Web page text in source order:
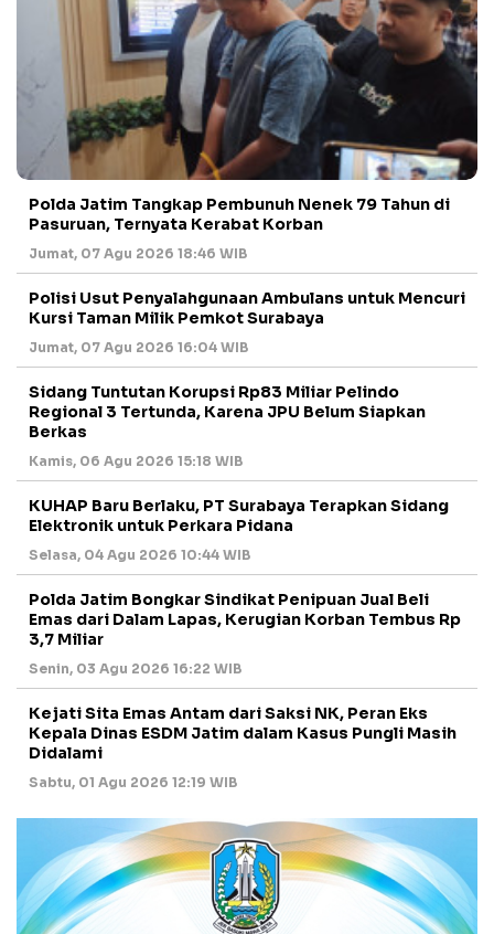
Polda Jatim Tangkap Pembunuh Nenek 79 Tahun di
Pasuruan, Ternyata Kerabat Korban
Jumat, 07 Agu 2026 18:46 WIB
Polisi Usut Penyalahgunaan Ambulans untuk Mencuri
Kursi Taman Milik Pemkot Surabaya
Jumat, 07 Agu 2026 16:04 WIB
Sidang Tuntutan Korupsi Rp83 Miliar Pelindo
Regional 3 Tertunda, Karena JPU Belum Siapkan
Berkas
Kamis, 06 Agu 2026 15:18 WIB
KUHAP Baru Berlaku, PT Surabaya Terapkan Sidang
Elektronik untuk Perkara Pidana
Selasa, 04 Agu 2026 10:44 WIB
Polda Jatim Bongkar Sindikat Penipuan Jual Beli
Emas dari Dalam Lapas, Kerugian Korban Tembus Rp
3,7 Miliar
Senin, 03 Agu 2026 16:22 WIB
Kejati Sita Emas Antam dari Saksi NK, Peran Eks
Kepala Dinas ESDM Jatim dalam Kasus Pungli Masih
Didalami
Sabtu, 01 Agu 2026 12:19 WIB